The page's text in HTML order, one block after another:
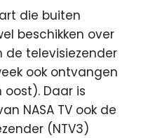
die buiten
beschikken over
televisiezender
ook ontvangen
oost). Daar is
NASA TV ook de
(NTV3)